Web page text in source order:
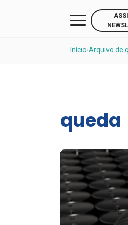
Início›Arquivo de
queda